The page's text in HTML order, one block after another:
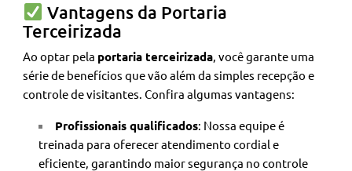
Vantagens da Portaria
Terceirizada
Ao optar pela portaria terceirizada , você garante uma
série de benefícios que vão além da simples recepção e
controle de visitantes. Confira algumas vantagens:
Profissionais qualificados: Nossa equipe é
treinada para oferecer atendimento cordial e
eficiente, garantindo maior segurança no controle